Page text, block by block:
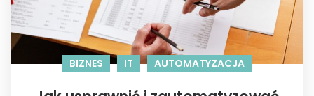
BIZNES IT AUTOMATYZACJA